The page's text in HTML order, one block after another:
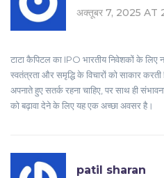
अक्तूबर 7, 2025 AT
टाटा कैपिटल का IPO भारतीय निवेशकों के
स्वतंत्रता और समृद्धि के विचारों को साकार
अपनाते हुए सतर्क रहना चाहिए, पर साथ ही
को बढ़ावा देने के लिए यह एक अच्छा अवसर है।
patil sharan